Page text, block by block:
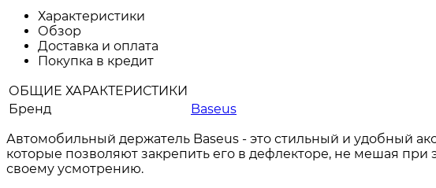
Характеристики
Обзор
Доставка и оплата
Покупка в кредит
ОБЩИЕ ХАРАКТЕРИСТИКИ
Бренд
Baseus
Автомобильный держатель Baseus - это стильный и удобный
которые позволяют закрепить его в дефлекторе, не мешая
своему усмотрению.